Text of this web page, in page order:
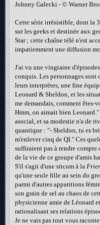
Johnny Galecki - © Warner
Cette série irrésistible, dont la
sur les geeks et destinée aux
Star ; cette chaîne télé n'est
impatiemment une diffusion
J'ai vu une vingtaine
conquis. Les personnages sont
leurs interprètes, une fine
Leonard & Sheldon, et les
me demandais, comment êtes-
Hmm, on aimait bien
asocial, et sa modestie n'a de
quantique : "- Sheldon, tu es
m'enlever cinq de QI." Ces
suffiraient pas à rendre
de la vie de ce groupe d'amis
S'il s'agit d'une sitcom à la
qu'une seule fille au sein du
parmi d'autres apparitions
son grain de sel au chaos de
physicienne amie de Léonard
rationalisant ses relations
Je ne vais pas tout vous